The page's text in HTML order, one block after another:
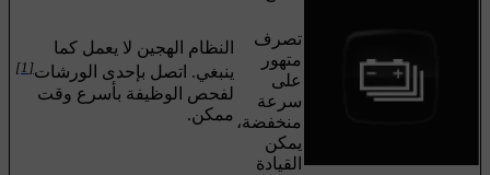
تصرف
متهور
على
سرعة
منخفضة،
يمكن
القيادة
النظام الهجين لا يعمل كما
ينبغي. اتصل بإحدى الورشات[1]
لفحص الوظيفة بأسرع وقت
ممكن.